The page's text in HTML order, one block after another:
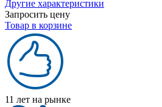
Другие характеристики
Запросить цену
Товар в корзине
11 лет на рынке